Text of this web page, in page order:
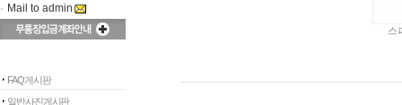
Mail to admin
FAQ게시판
일반사진게시판
스